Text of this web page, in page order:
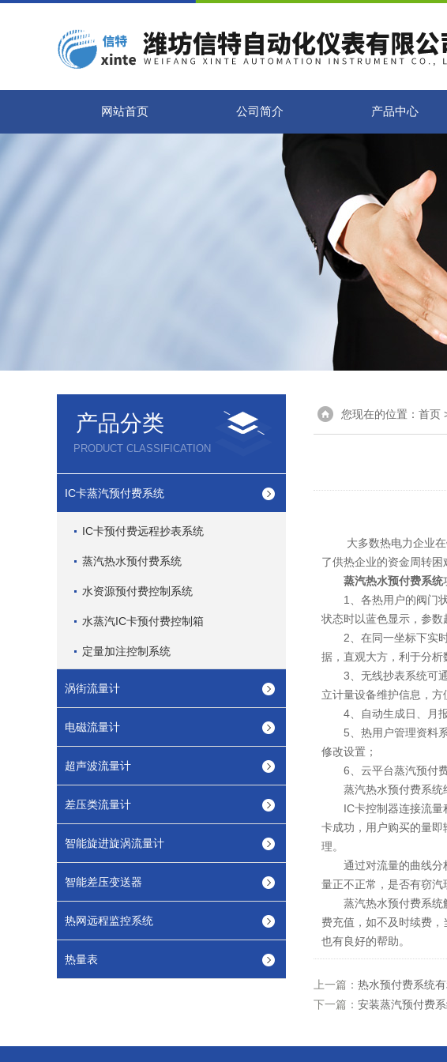
网站首页 公司简介 产品中心
产品分类
PRODUCT CLASSIFICATION
IC卡蒸汽预付费系统
IC卡预付费远程抄表系统
蒸汽热水预付费系统
水资源预付费控制系统
水蒸汽IC卡预付费控制箱
定量加注控制系统
涡街流量计
电磁流量计
超声波流量计
差压类流量计
智能旋进旋涡流量计
智能差压变送器
热网远程监控系统
热量表
您现在的位置： 首页
大多数热电力企业在销
了供热企业的资金周转困
蒸汽热水预付费系统
1、各热用户的阀门状
状态时以蓝色显示，参数
2、在同一坐标下实时
据，直观大方，利于分析
3、无线抄表系统可通
立计量设备维护信息，方
4、自动生成日、月报
5、热用户管理资料系
修改设置；
6、云平台蒸汽预付费
蒸汽热水预付费系统
IC卡控制器连接流量积
卡成功，用户购买的量
理。
通过对流量的曲线分析
量正不正常，是否有窃汽
蒸汽热水预付费系统解
费充值，如不及时续费
也有良好的帮助。
上一篇： 热水预付费系统
下一篇： 安装蒸汽预付费